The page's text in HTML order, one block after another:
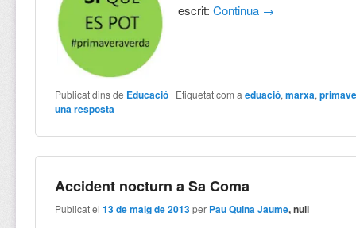
escrit:Continua →
Publicat dins de Educació | Etiquetat com a eduació,marxa,
una resposta
Accident nocturn a Sa Coma
Publicat el13 de maig de 2013 per Pau Quina Jaume, null